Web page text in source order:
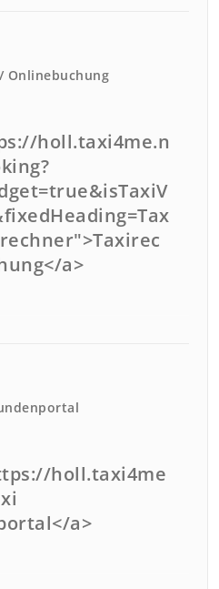
Onlinebuchung
holl.taxi4me.n
a>
holl.taxi4me
a>